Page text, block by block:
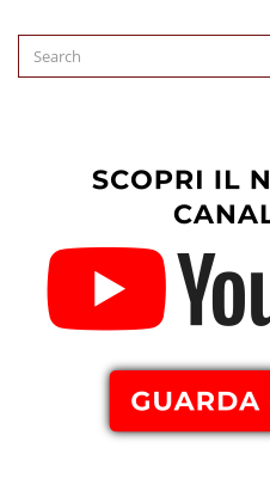
Search
for: